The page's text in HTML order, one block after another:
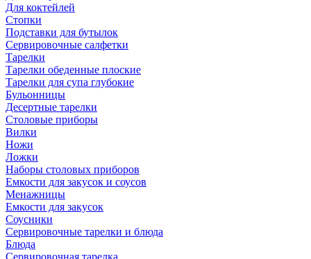
Для коктейлей
Стопки
Подставки для бутылок
Сервировочные салфетки
Тарелки
Тарелки обеденные плоские
Тарелки для супа глубокие
Бульонницы
Десертные тарелки
Столовые приборы
Вилки
Ножи
Ложки
Наборы столовых приборов
Емкости для закусок и соусов
Менажницы
Емкости для закусок
Соусники
Сервировочные тарелки и блюда
Блюда
Сервировочная тарелка